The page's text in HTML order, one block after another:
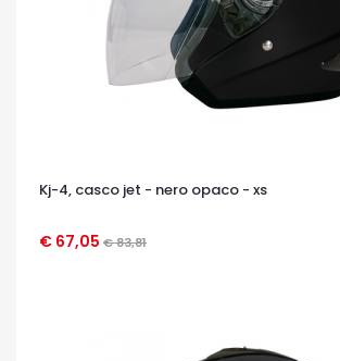
Kj-4, casco jet - nero opaco - xs
€ 67,05 € 83,81
OCCHIATA VELOCE